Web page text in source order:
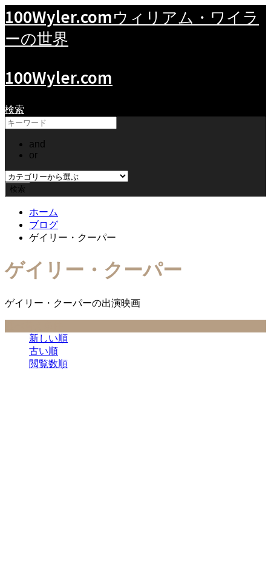
100Wyler.comウィリアム・ワイラ
ーの世界
100Wyler.com
検索
and
or
ホーム
ブログ
ゲイリー・クーパー
ゲイリー・クーパー
ゲイリー・クーパーの出演映画
新しい順
古い順
閲覧数順